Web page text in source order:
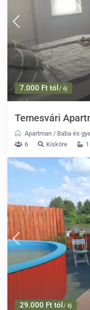
7.000 Ft tól / éj
Temesvári
Apartman / Baba és
6
Kisköre 1
29.000 Ft tól / éj